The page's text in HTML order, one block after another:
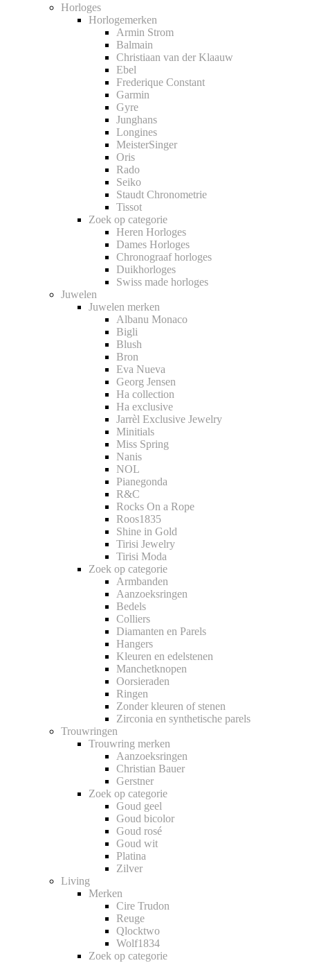
Horloges
Horlogemerken
Armin Strom
Balmain
Christiaan van der Klaauw
Ebel
Frederique Constant
Garmin
Gyre
Junghans
Longines
MeisterSinger
Oris
Rado
Seiko
Staudt Chronometrie
Tissot
Zoek op categorie
Heren Horloges
Dames Horloges
Chronograaf horloges
Duikhorloges
Swiss made horloges
Juwelen
Juwelen merken
Albanu Monaco
Bigli
Blush
Bron
Eva Nueva
Georg Jensen
Ha collection
Ha exclusive
Jarrèl Exclusive Jewelry
Minitials
Miss Spring
Nanis
NOL
Pianegonda
R&C
Rocks On a Rope
Roos1835
Shine in Gold
Tirisi Jewelry
Tirisi Moda
Zoek op categorie
Armbanden
Aanzoeksringen
Bedels
Colliers
Diamanten en Parels
Hangers
Kleuren en edelstenen
Manchetknopen
Oorsieraden
Ringen
Zonder kleuren of stenen
Zirconia en synthetische parels
Trouwringen
Trouwring merken
Aanzoeksringen
Christian Bauer
Gerstner
Zoek op categorie
Goud geel
Goud bicolor
Goud rosé
Goud wit
Platina
Zilver
Living
Merken
Cire Trudon
Reuge
Qlocktwo
Wolf1834
Zoek op categorie